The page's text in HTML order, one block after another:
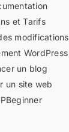
et Tarifs
modifications
WordPress
un blog
un site web